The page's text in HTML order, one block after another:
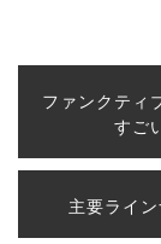
ファンクティ
すご
主要ライン